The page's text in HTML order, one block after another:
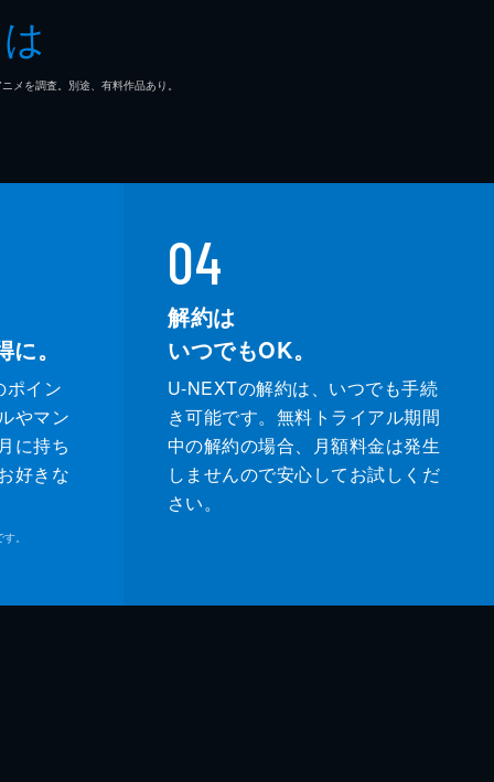
を調査。別途、有料作品あり。
。
ポイン
やマン
に持ち
好きな
。
04
解約は
いつでもOK。
U-NEXTの解約は、いつでも手続
き可能です。無料トライアル期間
中の解約の場合、月額料金は発生
しませんので安心してお試しくだ
さい。